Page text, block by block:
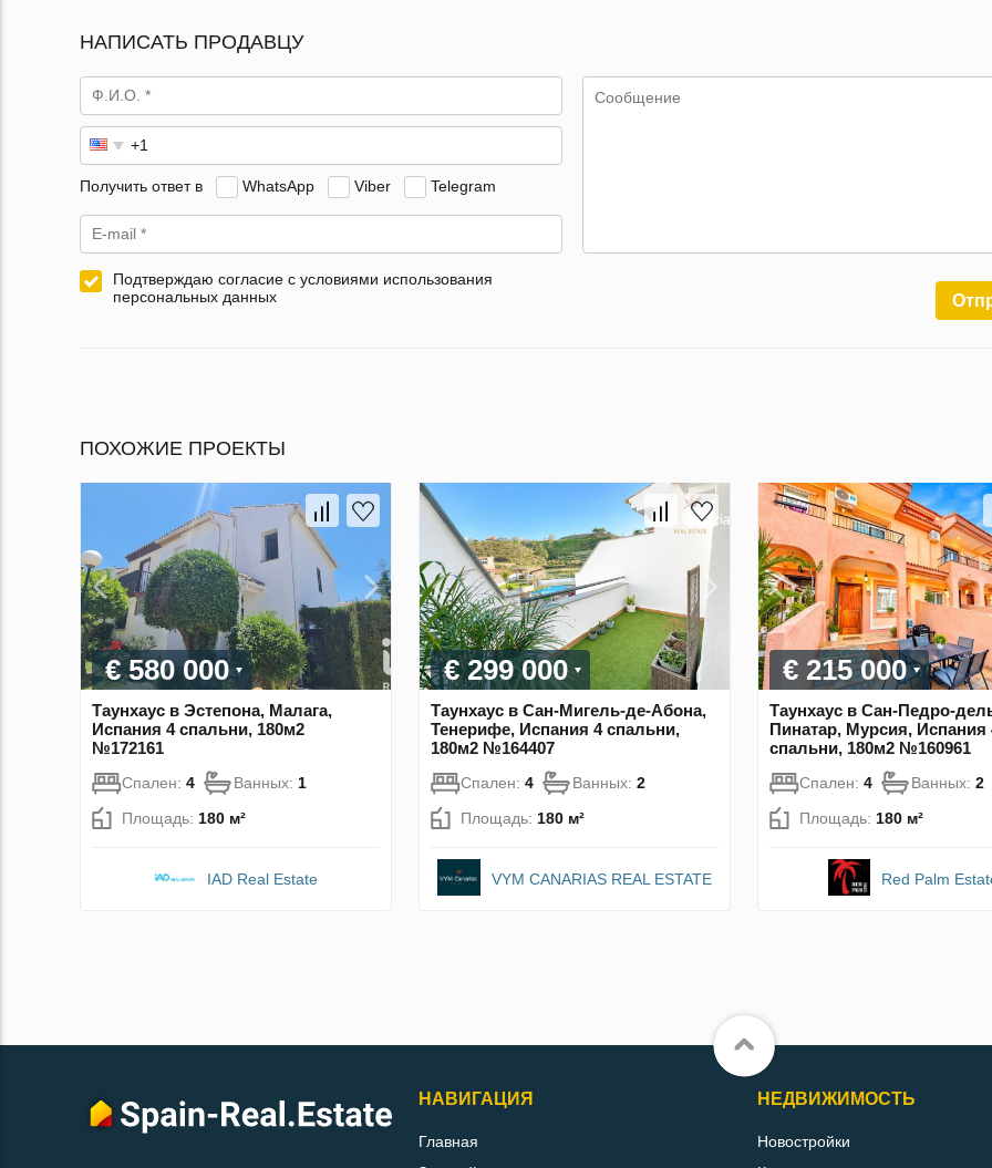
НАПИСАТЬ ПРОДАВЦУ
Получить ответ в WhatsApp Viber Telegram
Подтверждаю согласие с условиями использования
персональных данных
ПОХОЖИЕ ПРОЕКТЫ
€ 580 000
Таунхаус в Эстепона, Малага,
Испания 4 спальни, 180м2
№172161
Спален: 4 Ванных: 1
Площадь: 180 м²
IAD Real Estate
€ 299 000
Таунхаус в Сан-Мигель-де-Абона,
Тенерифе, Испания 4 спальни,
180м2 №164407
Спален: 4 Ванных: 2
Площадь: 180 м²
VYM CANARIAS REAL ESTATE
€ 215 000
Таунхаус в Сан-Педро-
Пинатар, Мурсия, Испания
спальни, 180м2 №160961
Спален: 4 Ванных: 2
Площадь: 180 м²
Red Palm
НАВИГАЦИЯ
Главная
НЕДВИЖИМОСТЬ
Новостройки